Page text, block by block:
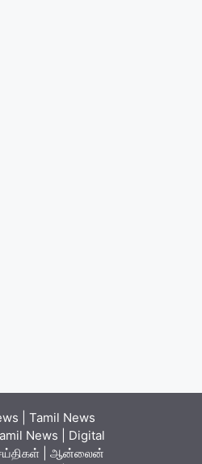
| Tamil News
News | Digital
செய்திகள் | ஆன்லைன்